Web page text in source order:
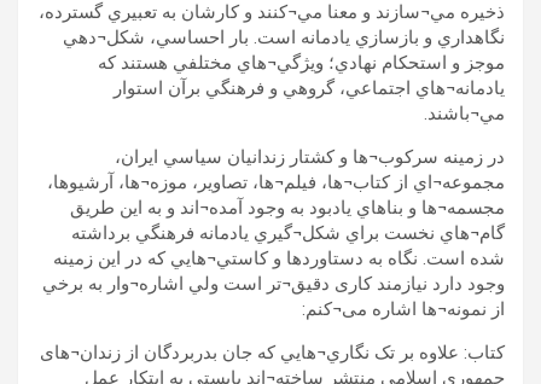
ذخيره مي¬سازند و معنا مي¬کنند و کارشان به تعبيري گسترده،
نگاهداري و بازسازي يادمانه است. بار احساسي، شکل¬دهي
موجز و استحکام نهادي؛ ويژگي¬هاي مختلفي هستند که
يادمانه¬هاي اجتماعي، گروهي و فرهنگي برآن استوار
مي¬باشند.
در زمينه سرکوب¬ها و کشتار زندانيان سياسي ايران،
مجموعه¬اي از کتاب¬ها، فيلم¬ها، تصاوير، موزه¬ها، آرشيوها،
مجسمه¬ها و بناهاي يادبود به وجود آمده¬اند و به اين طريق
گام¬هاي نخست براي شکل¬گيري يادمانه فرهنگي برداشته
شده است. نگاه به دستاوردها و کاستي¬هايي که در اين زمينه
وجود دارد نيازمند کاری دقيق¬تر است ولي اشاره¬وار به برخي
از نمونه¬ها اشاره می¬کنم:
کتاب: علاوه بر تک نگاري¬هايي که جان بدربردگان از زندان¬های
جمهوري اسلامی منتشر ساخته¬اند بايستي به ابتکار عمل